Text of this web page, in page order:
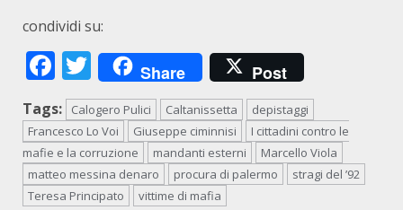
condividi su:
Facebook
Twitter
Share Post
Tags: Calogero Pulici Caltanissetta
depistaggi
Francesco Lo Voi
Giuseppe ciminnisi
I cittadini contro le
mafie e la corruzione
mandanti esterni
Marcello Viola
matteo messina denaro
procura di palermo
stragi del ’92
Teresa Principato
vittime di mafia